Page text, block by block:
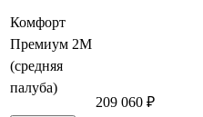
Комфорт
Премиум 2М
(средняя
палуба)
209 060 ₽